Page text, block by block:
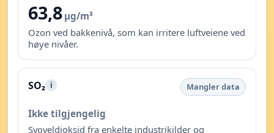
63,8 µg/m³
Ozon ved bakkenivå, som kan irritere luftveiene ved
høye nivåer.
SO₂ i Mangler data
Ikke tilgjengelig
Svoveldioksid fra enkelte industrikilder og